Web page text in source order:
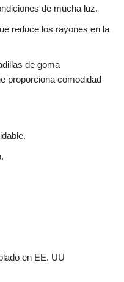
de mucha luz.
reduce los rayones en la
de goma
proporciona comodidad